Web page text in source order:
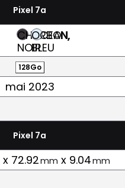
Pixel 7a
CHARBON,
NOIR
OCEAN,
BLEU
128Go
mai 2023
Pixel 7a
x 72.92mm x 9.04mm